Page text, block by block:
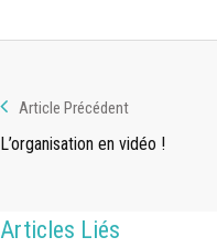
Article Précédent
L’organisation en vidéo !
Articles Liés